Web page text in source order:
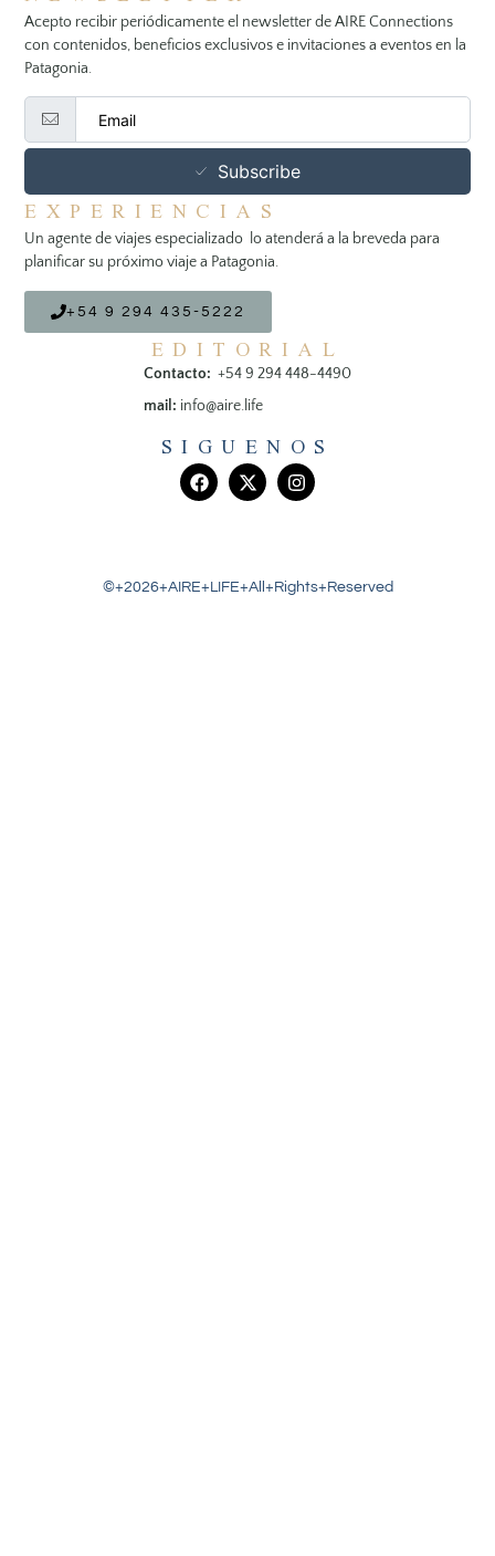
Acepto recibir periódicamente el newsletter de AIRE Connections
con contenidos, beneficios exclusivos e invitaciones a eventos en la
Patagonia.
Subscribe
EXPERIENCIAS
Un agente de viajes especializado lo atenderá a la breveda para
planificar su próximo viaje a Patagonia.
+54 9 294 435-5222
EDITORIAL
Contacto: +54 9 294 448-4490
mail: info@aire.life
SIGUENOS
©+2026+AIRE+LIFE+All+Rights+Reserved